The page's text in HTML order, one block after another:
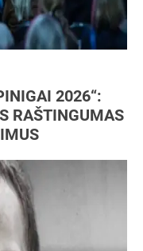
2026“:
RAŠTINGUMAS